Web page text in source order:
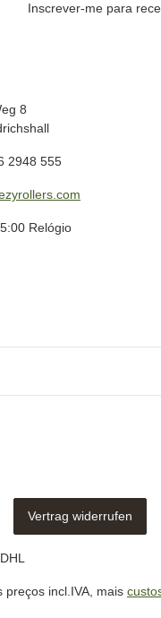
Inscrever-me para
8
2948 555
Relógio
Vertrag widerrufen
preços incl.IVA, mais